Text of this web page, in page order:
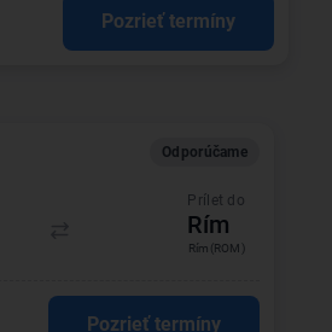
Pozrieť termíny
Odporúčame
Prílet do
Rím
Rím (ROM)
Pozrieť termíny